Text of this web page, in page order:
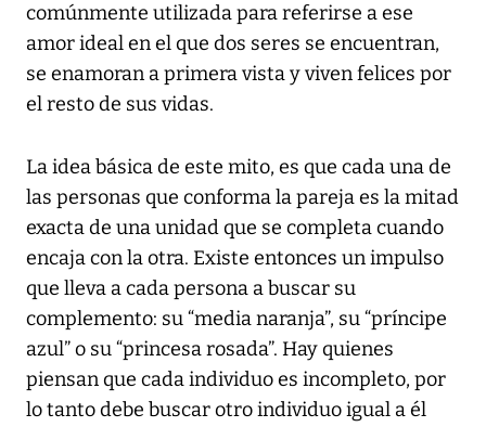
comúnmente utilizada para referirse a ese
amor ideal en el que dos seres se encuentran,
se enamoran a primera vista y viven felices por
el resto de sus vidas.
La idea básica de este mito, es que cada una de
las personas que conforma la pareja es la mitad
exacta de una unidad que se completa cuando
encaja con la otra. Existe entonces un impulso
que lleva a cada persona a buscar su
complemento: su “media naranja”, su “príncipe
azul” o su “princesa rosada”. Hay quienes
piensan que cada individuo es incompleto, por
lo tanto debe buscar otro individuo igual a él